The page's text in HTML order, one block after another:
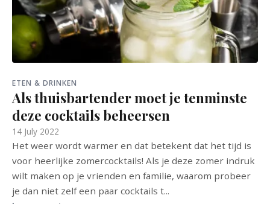
ETEN & DRINKEN
Als thuisbartender moet je tenminste
deze cocktails beheersen
14 July 2022
Het weer wordt warmer en dat betekent dat het tijd is
voor heerlijke zomercocktails! Als je deze zomer indruk
wilt maken op je vrienden en familie, waarom probeer
je dan niet zelf een paar cocktails t...